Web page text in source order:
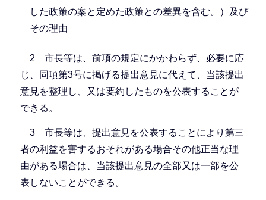
した政策の案と定めた政策との差異を含む。）及び
その理由
2 市長等は、前項の規定にかかわらず、必要に応
じ、同項第3号に掲げる提出意見に代えて、当該提出
意見を整理し、又は要約したものを公表することが
できる。
3 市長等は、提出意見を公表することにより第三
者の利益を害するおそれがある場合その他正当な理
由がある場合は、当該提出意見の全部又は一部を公
表しないことができる。